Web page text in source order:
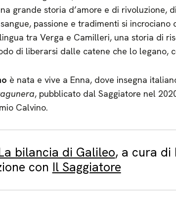
grande storia d’amore e di rivoluzione,
passione e tradimenti si
tra Verga e Camilleri, una storia di
di liberarsi dalle catene che lo legano,
è nata e vive a Enna, dove insegna
, pubblicato dal Saggiatore nel
Calvino.
bilancia di Galileo, a cura di
con Il Saggiatore